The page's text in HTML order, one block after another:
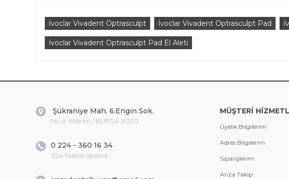
İvoclar Vivadent Optrasculpt İvoclar Vivadent Optrasculpt Pad
İvoclar Vivadent Optrasculpt Pad El Aleti
Şükraniye Mah. 6.Engin Sok.
No.4 Yıldırım / BURSA 16320
0 224 - 360 16 34
7/24 Teknik destek
MÜŞTERİ
Üyelik Bilgilerim
Adres Bilgilerim
Siparişlerim
Arıza Takip